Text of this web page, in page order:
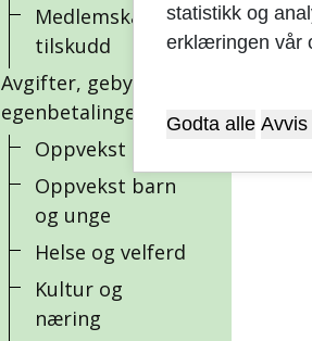
Medlemskap og
tilskudd
Avgifter, gebyrer og
egenbetalinger
Oppvekst skole
Oppvekst barn
og unge
Helse og velferd
Kultur og
næring
statistikk og
erklæringen vår
Godta alle Avvis